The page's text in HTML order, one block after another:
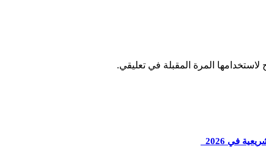
المرة المقبلة في تعليقي.
في 2026